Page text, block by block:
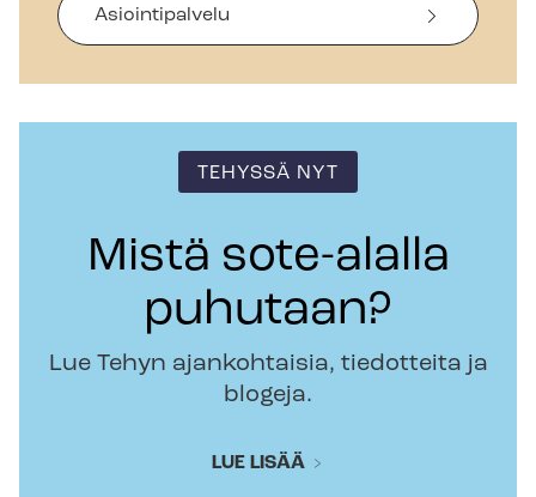
Asiointipalvelu
TEHYSSÄ NYT
Mistä sote-alalla
puhutaan?
Lue Tehyn ajankohtaisia, tiedotteita ja
blogeja.
LUE LISÄÄ